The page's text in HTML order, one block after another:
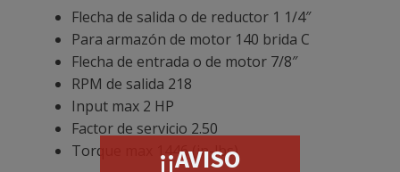
¡¡AVISO
Flecha de salida o de reductor 1 1/4″
Para armazón de motor 140 brida C
Flecha de entrada o de motor 7/8″
RPM de salida 218
Input max 2 HP
Factor de servicio 2.50
Torque max 1446 (in-lbs)